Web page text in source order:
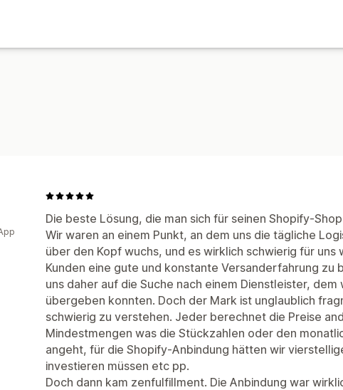
Die beste Lösung, die man sich für seinen Shopify-
Wir waren an einem Punkt, an dem uns die tägliche
über den Kopf wuchs, und es wirklich schwierig für uns
Kunden eine gute und konstante Versanderfahrung zu
uns daher auf die Suche nach einem Dienstleister, dem
übergeben konnten. Doch der Mark ist unglaublich
schwierig zu verstehen. Jeder berechnet die Preise
Mindestmengen was die Stückzahlen oder den
angeht, für die Shopify-Anbindung hätten wir
investieren müssen etc pp.
Doch dann kam zenfulfillment. Die Anbindung war